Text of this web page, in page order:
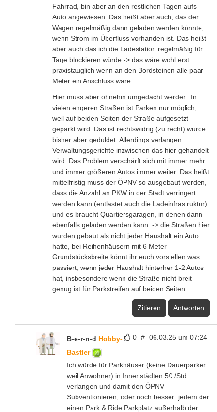
Fahrrad, bin aber an den restlichen Tagen aufs
Auto angewiesen. Das heißt aber auch, das der
Wagen regelmäßig dann geladen werden könnte,
wenn Strom im Überfluss vorhanden ist. Das heißt
aber auch das ich die Ladestation regelmäßig für
Tage blockieren würde -> das wäre wohl erst
praxistauglich wenn an den Bordsteinen alle paar
Meter ein Anschluss wäre.
Hier muss aber ohnehin umgedacht werden. In
vielen engeren Straßen ist Parken nur möglich,
weil auf beiden Seiten der Straße aufgesetzt
geparkt wird. Das ist rechtswidrig (zu recht) wurde
bisher aber geduldet. Allerdings verlangen
Verwaltungsgerichte inzwischen das hier gehandelt
wird. Das Problem verschärft sich mit immer mehr
und immer größeren Autos immer weiter. Das heißt
mittelfristig muss der ÖPNV so ausgebaut werden,
dass die Anzahl an PKW in der Stadt verringert
werden kann (entlastet auch die Ladeinfrastruktur)
und es braucht Quartiersgaragen, in denen dann
ebenfalls geladen werden kann. -> die Straßen hier
wurden gebaut als nicht jeder Haushalt ein Auto
hatte, bei Reihenhäusern mit 6 Meter
Grundstücksbreite könnt ihr euch vorstellen was
passiert, wenn jeder Haushalt hinterher 1-2 Autos
hat, insbesondere wenn die Straße nicht breit
genug ist für Parkstreifen auf beiden Seiten.
Zitieren Antworten
0 # 06.03.25 um 07:24
B-e-r-n-d Hobby-
Bastler
Ich würde für Parkhäuser (keine Dauerparker
weil Anwohner) in Innenstädten 5€ /Std
verlangen und damit den ÖPNV
Subventionieren; oder noch besser: jedem der
einen Park & Ride Parkplatz außerhalb der